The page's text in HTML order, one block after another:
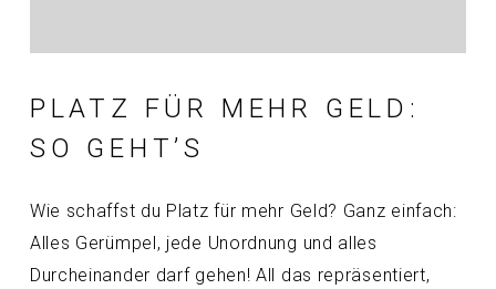
PLATZ FÜR MEHR GELD:
SO GEHT’S
Wie schaffst du Platz für mehr Geld? Ganz einfach:
Alles Gerümpel, jede Unordnung und alles
Durcheinander darf gehen! All das repräsentiert,